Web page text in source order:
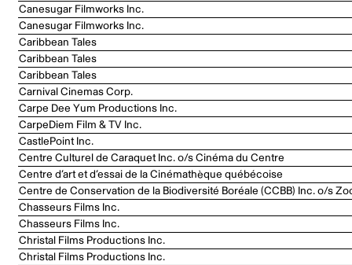
Canesugar Filmworks Inc.
Canesugar Filmworks Inc.
Caribbean Tales
Caribbean Tales
Caribbean Tales
Carnival Cinemas Corp.
Carpe Dee Yum Productions Inc.
CarpeDiem Film & TV Inc.
CastlePoint Inc.
Centre Culturel de Caraquet Inc. o/s Cinéma du Centre
Centre d’art et d’essai de la Cinémathèque québécoise
Centre de Conservation de la Biodiversité Boréale (CCBB) Inc. o/s
Chasseurs Films Inc.
Chasseurs Films Inc.
Christal Films Productions Inc.
Christal Films Productions Inc.